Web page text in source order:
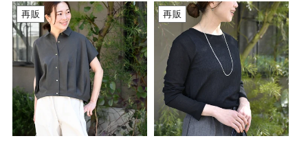
再販 再販